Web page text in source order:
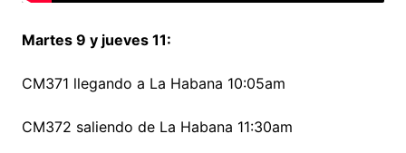
Martes 9 y jueves 11:
CM371 llegando a La Habana 10:05am
CM372 saliendo de La Habana 11:30am